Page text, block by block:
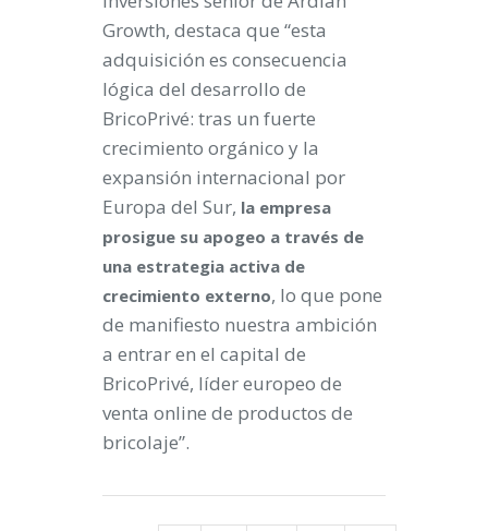
Growth, destaca que “esta
adquisición es consecuencia
lógica del desarrollo de
BricoPrivé: tras un fuerte
crecimiento orgánico y la
expansión internacional por
Europa del Sur, la empresa
prosigue su apogeo a través de
una estrategia activa de
crecimiento externo, lo que pone
de manifiesto nuestra ambición
a entrar en el capital de
BricoPrivé, líder europeo de
venta online de productos de
bricolaje”.